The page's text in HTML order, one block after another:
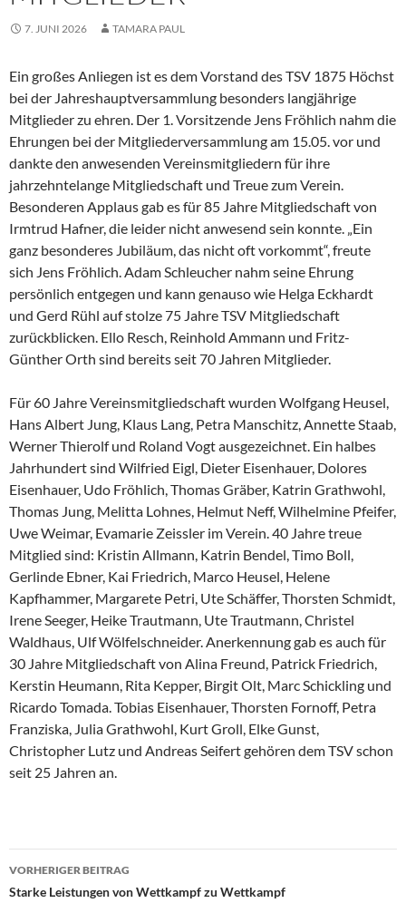
7. JUNI 2026 TAMARA PAUL
Ein großes Anliegen ist es dem Vorstand des TSV 1875 Höchst
bei der Jahreshauptversammlung besonders langjährige
Mitglieder zu ehren. Der 1. Vorsitzende Jens Fröhlich nahm die
Ehrungen bei der Mitgliederversammlung am 15.05. vor und
dankte den anwesenden Vereinsmitgliedern für ihre
jahrzehntelange Mitgliedschaft und Treue zum Verein.
Besonderen Applaus gab es für 85 Jahre Mitgliedschaft von
Irmtrud Hafner, die leider nicht anwesend sein konnte. „Ein
ganz besonderes Jubiläum, das nicht oft vorkommt“, freute
sich Jens Fröhlich. Adam Schleucher nahm seine Ehrung
persönlich entgegen und kann genauso wie Helga Eckhardt
und Gerd Rühl auf stolze 75 Jahre TSV Mitgliedschaft
zurückblicken. Ello Resch, Reinhold Ammann und Fritz-
Günther Orth sind bereits seit 70 Jahren Mitglieder.
Für 60 Jahre Vereinsmitgliedschaft wurden Wolfgang Heusel,
Hans Albert Jung, Klaus Lang, Petra Manschitz, Annette Staab,
Werner Thierolf und Roland Vogt ausgezeichnet. Ein halbes
Jahrhundert sind Wilfried Eigl, Dieter Eisenhauer, Dolores
Eisenhauer, Udo Fröhlich, Thomas Gräber, Katrin Grathwohl,
Thomas Jung, Melitta Lohnes, Helmut Neff, Wilhelmine Pfeifer,
Uwe Weimar, Evamarie Zeissler im Verein. 40 Jahre treue
Mitglied sind: Kristin Allmann, Katrin Bendel, Timo Boll,
Gerlinde Ebner, Kai Friedrich, Marco Heusel, Helene
Kapfhammer, Margarete Petri, Ute Schäffer, Thorsten Schmidt,
Irene Seeger, Heike Trautmann, Ute Trautmann, Christel
Waldhaus, Ulf Wölfelschneider. Anerkennung gab es auch für
30 Jahre Mitgliedschaft von Alina Freund, Patrick Friedrich,
Kerstin Heumann, Rita Kepper, Birgit Olt, Marc Schickling und
Ricardo Tomada. Tobias Eisenhauer, Thorsten Fornoff, Petra
Franziska, Julia Grathwohl, Kurt Groll, Elke Gunst,
Christopher Lutz und Andreas Seifert gehören dem TSV schon
seit 25 Jahren an.
Beitragsnavigation
VORHERIGER BEITRAG
Starke Leistungen von Wettkampf zu Wettkampf